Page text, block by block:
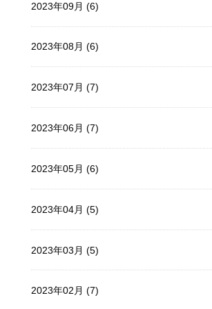
2023年09月 (6)
2023年08月 (6)
2023年07月 (7)
2023年06月 (7)
2023年05月 (6)
2023年04月 (5)
2023年03月 (5)
2023年02月 (7)